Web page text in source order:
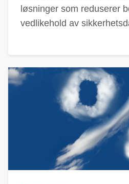
løsninger som reduserer
vedlikehold av